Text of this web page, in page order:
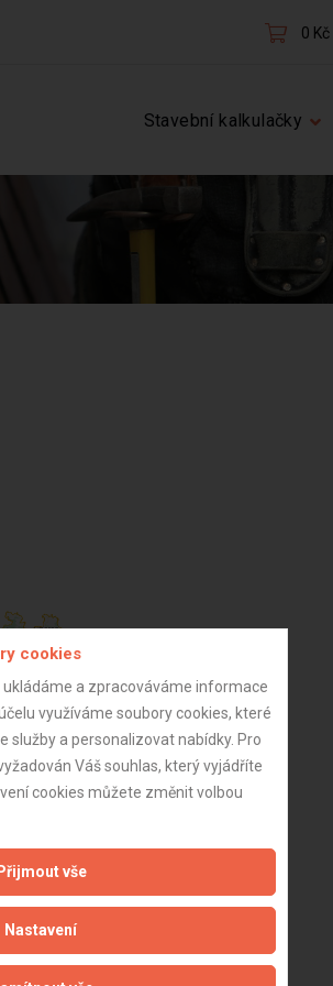
0 Kč
Stavební kalkulačky
ARES dne 03.01.2024 15:45:06
cookies
a zpracováváme informace
využíváme soubory cookies, které
služby a personalizovat nabídky. Pro
Váš souhlas, který vyjádříte
cookies můžete změnit volbou
Přijmout vše
Nastavení